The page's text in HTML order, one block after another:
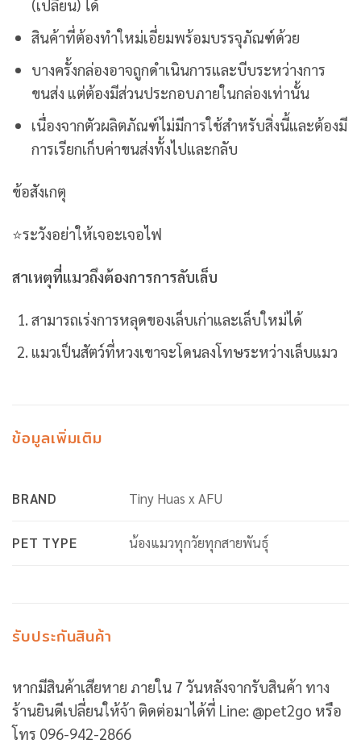
(เปลี่ยน) ได้
สินค้าที่ต้องทำใหม่เอี่ยมพร้อมบรรจุภัณฑ์ด้วย
บางครั้งกล่องอาจถูกดำเนินการและบีบระหว่างการ
ขนส่ง แต่ต้องมีส่วนประกอบภายในกล่องเท่านั้น
เนื่องจากตัวผลิตภัณฑ์ไม่มีการใช้สำหรับสิ่งนี้และต้องมี
การเรียกเก็บค่าขนส่งทั้งไปและกลับ
ข้อสังเกตุ
⭐ระวังอย่าให้เจอะเจอไฟ
สาเหตุที่แมวถึงต้องการการลับเล็บ
สามารถเร่งการหลุดของเล็บเก่าและเล็บใหม่ได้
แมวเป็นสัตว์ที่หวงเขาจะโดนลงโทษระหว่างเล็บแมว
ข้อมูลเพิ่มเติม
BRAND Tiny Huas x AFU
PET TYPE น้องแมวทุกวัยทุกสายพันธุ์
รับประกันสินค้า
หากมีสินค้าเสียหาย ภายใน 7 วันหลังจากรับสินค้า ทาง
ร้านยินดีเปลี่ยนให้จ้า ติดต่อมาได้ที่ Line: @pet2go หรือ
โทร 096-942-2866